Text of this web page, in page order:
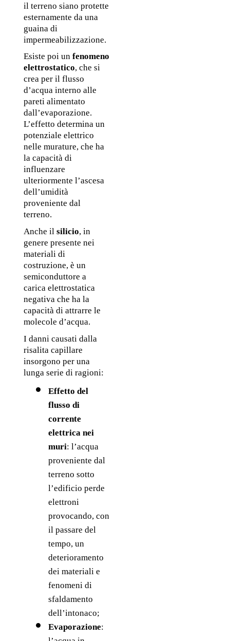
il terreno siano protette
esternamente da una
guaina di
impermeabilizzazione.
Esiste poi un fenomeno
elettrostatico, che si
crea per il flusso
d’acqua interno alle
pareti alimentato
dall’evaporazione.
L’effetto determina un
potenziale elettrico
nelle murature, che ha
la capacità di
influenzare
ulteriormente l’ascesa
dell’umidità
proveniente dal
terreno.
Anche il silicio, in
genere presente nei
materiali di
costruzione, è un
semiconduttore a
carica elettrostatica
negativa che ha la
capacità di attrarre le
molecole d’acqua.
I danni causati dalla
risalita capillare
insorgono per una
lunga serie di ragioni:
Effetto del
flusso di
corrente
elettrica nei
muri: l’acqua
proveniente dal
terreno sotto
l’edificio perde
elettroni
provocando, con
il passare del
tempo, un
deterioramento
dei materiali e
fenomeni di
sfaldamento
dell’intonaco;
Evaporazione: